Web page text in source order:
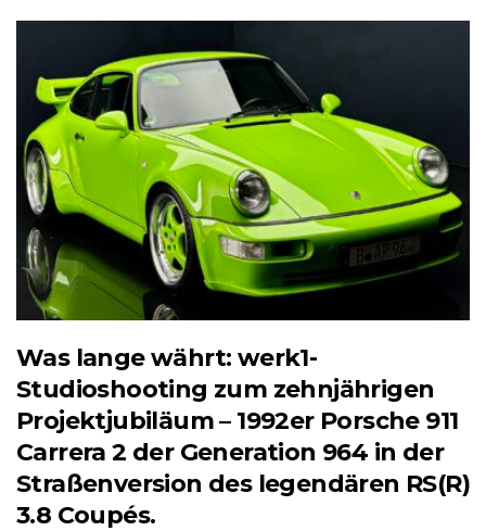
Was lange währt: werk1-
Studioshooting zum zehnjährigen
Projektjubiläum – 1992er Porsche 911
Carrera 2 der Generation 964 in der
Straßenversion des legendären RS(R)
3.8 Coupés.